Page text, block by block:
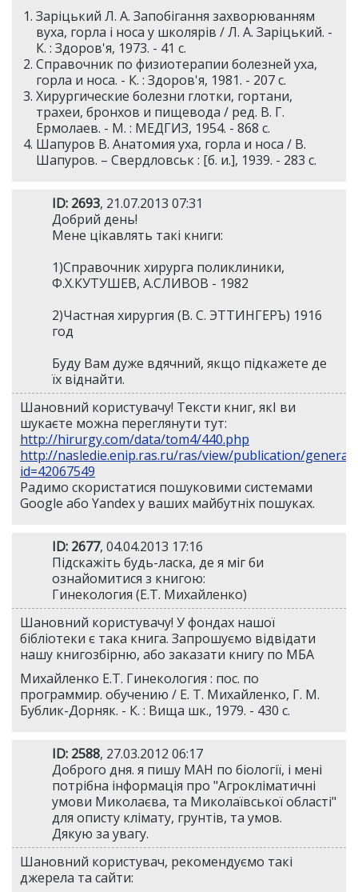
Заріцький Л. А. Запобігання захворюванням
вуха, горла і носа у школярів / Л. А. Заріцький. -
К. : Здоров'я, 1973. - 41 c.
Справочник по физиотерапии болезней уха,
горла и носа. - К. : Здоров'я, 1981. - 207 c.
Хирургические болезни глотки, гортани,
трахеи, бронхов и пищевода / ред. В. Г.
Ермолаев. - М. : МЕДГИЗ, 1954. - 868 c.
Шапуров В. Анатомия уха, горла и носа / В.
Шапуров. – Свердловськ : [б. и.], 1939. - 283 c.
ID: 2693, 21.07.2013 07:31
Добрий день!
Мене цікавлять такі книги:
1)Справочник хирурга поликлиники,
Ф.Х.КУТУШЕВ, А.СЛИВОВ - 1982
2)Частная хирургия (В. С. ЭТТИНГЕРЪ) 1916
год
Буду Вам дуже вдячний, якщо підкажете де
їх віднайти.
Шановний користувачу! Тексти книг, якІ ви
шукаєте можна переглянути тут:
http://hirurgy.com/data/tom4/440.php
http://nasledie.enip.ras.ru/ras/view/publication/
id=42067549
Радимо скористатися пошуковими системами
Google або Yandex у ваших майбутніх пошуках.
ID: 2677, 04.04.2013 17:16
Підскажіть будь-ласка, де я міг би
ознайомитися з книгою:
Гинекология (Е.Т. Михайленко)
Шановний користувачу! У фондах нашої
бібліотеки є така книга. Запрошуємо відвідати
нашу книгозбірню, або заказати книгу по МБА
Михайленко Е.Т. Гинекология : пос. по
программир. обучению / Е. Т. Михайленко, Г. М.
Бублик-Дорняк. - К. : Вища шк., 1979. - 430 c.
ID: 2588, 27.03.2012 06:17
Доброго дня. я пишу МАН по біології, і мені
потрібна інформація про "Агрокліматичні
умови Миколаєва, та Миколаївської області"
для описту клімату, грунтів, та умов.
Дякую за увагу.
Шановний користувач, рекомендуємо такі
джерела та сайти: